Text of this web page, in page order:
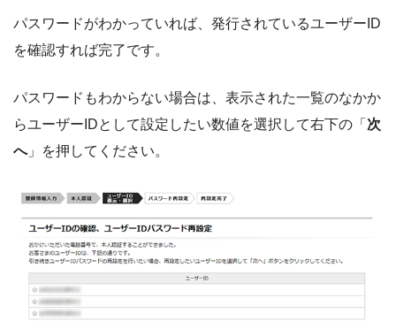
パスワードがわかっていれば、発行されているユーザーID
を確認すれば完了です。
パスワードもわからない場合は、表示された一覧のなかか
らユーザーIDとして設定したい数値を選択して右下の「 次
へ」を押してください。